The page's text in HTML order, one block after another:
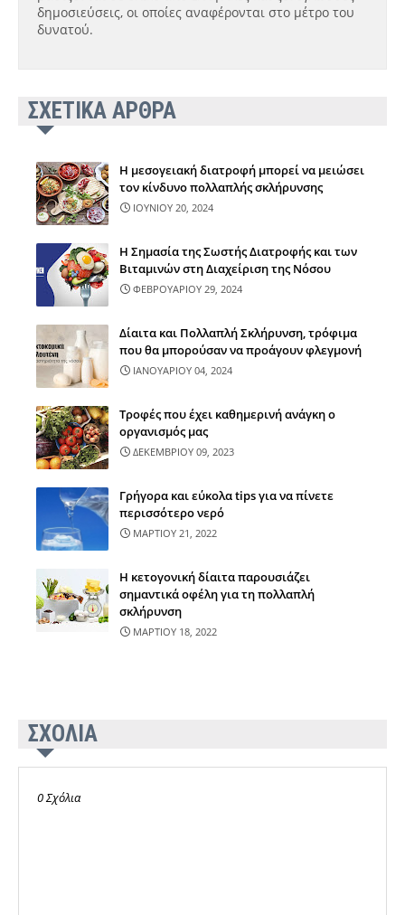
δημοσιεύσεις, οι οποίες αναφέρονται στο μέτρο του
δυνατού.
ΣΧΕΤΙΚΑ ΑΡΘΡΑ
Η μεσογειακή διατροφή μπορεί να μειώσει
τον κίνδυνο πολλαπλής σκλήρυνσης
ΙΟΥΝΙΟΥ 20, 2024
Η Σημασία της Σωστής Διατροφής και των
Βιταμινών στη Διαχείριση της Νόσου
ΦΕΒΡΟΥΑΡΙΟΥ 29, 2024
Δίαιτα και Πολλαπλή Σκλήρυνση, τρόφιμα
που θα μπορούσαν να προάγουν φλεγμονή
ΙΑΝΟΥΑΡΙΟΥ 04, 2024
Τροφές που έχει καθημερινή ανάγκη ο
οργανισμός μας
ΔΕΚΕΜΒΡΙΟΥ 09, 2023
Γρήγορα και εύκολα tips για να πίνετε
περισσότερο νερό
ΜΑΡΤΙΟΥ 21, 2022
Η κετογονική δίαιτα παρουσιάζει
σημαντικά οφέλη για τη πολλαπλή
σκλήρυνση
ΜΑΡΤΙΟΥ 18, 2022
ΣΧΟΛΙΑ
0 Σχόλια